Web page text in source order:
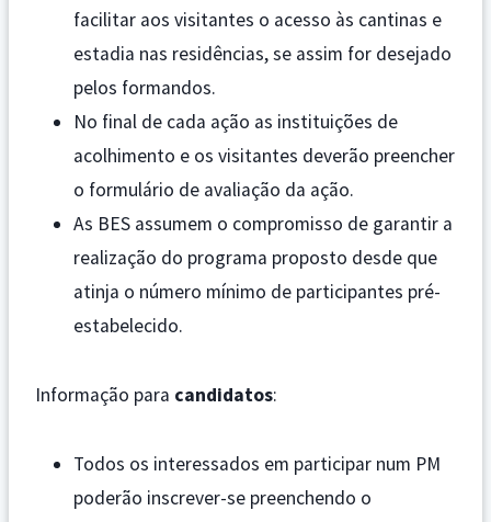
facilitar aos visitantes o acesso às cantinas e
estadia nas residências, se assim for desejado
pelos formandos.
No final de cada ação as instituições de
acolhimento e os visitantes deverão preencher
o formulário de avaliação da ação.
As BES assumem o compromisso de garantir a
realização do programa proposto desde que
atinja o número mínimo de participantes pré-
estabelecido.
Informação para candidatos:
Todos os interessados em participar num PM
poderão inscrever-se preenchendo o